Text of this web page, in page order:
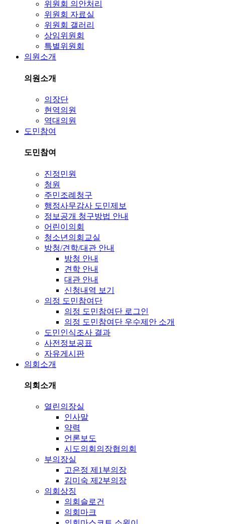
위원회 의안처리
위원회 자료실
위원회 갤러리
상임위원회
특별위원회
의원소개
의원소개
의장단
현역의원
역대의원
도민참여
도민참여
진정민원
청원
주민조례청구
행정사무감사 도민제보
정보공개 청구방법 안내
어린이의회
청소년의회교실
방청/견학/대관 안내
방청 안내
견학 안내
대관 안내
신청내역 보기
의정 도민참여단
의정 도민참여단 로그인
의정 도민참여단 우수제안 소개
도민인식조사 결과
사전정보공표
자유게시판
의회소개
의회소개
열린의장실
인사말
약력
언론보도
시도의회의장협의회
부의장실
고은정 제1부의장
김미숙 제2부의장
의회상징
의회슬로건
의회마크